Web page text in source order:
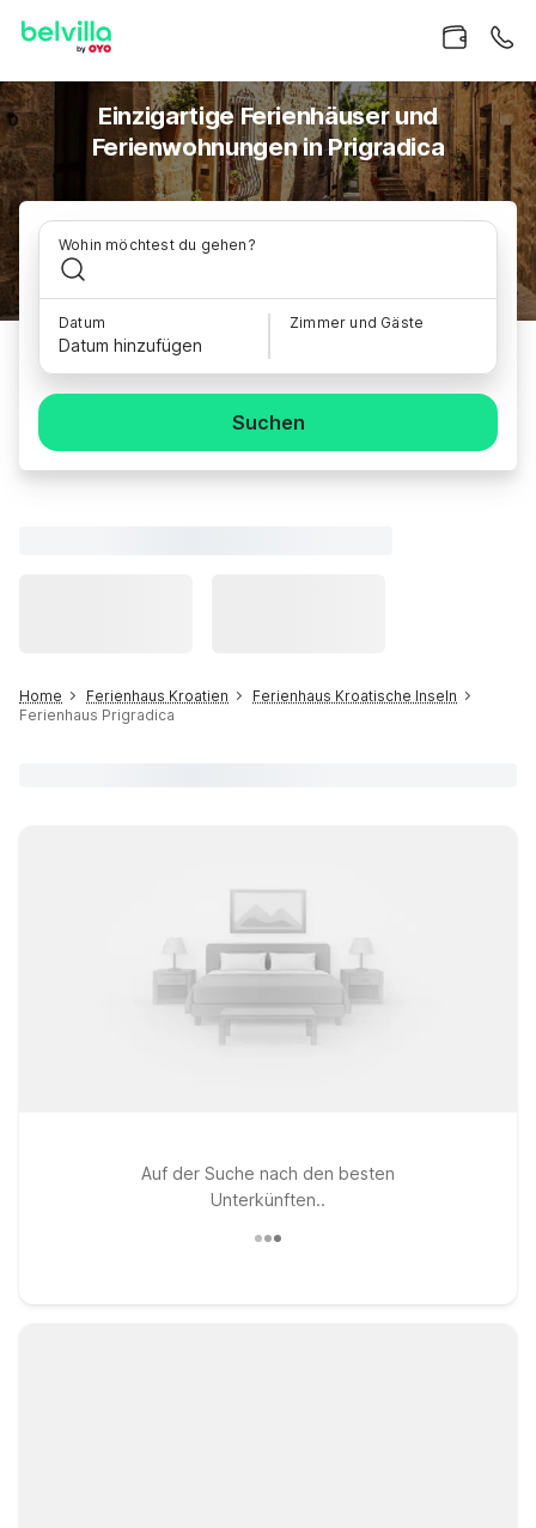
Einzigartige Ferienhäuser und
Ferienwohnungen in Prigradica
Wohin möchtest du gehen?
Datum
Datum hinzufügen
Zimmer und Gäste
Suchen
Home Ferienhaus Kroatien
Ferienhaus Kroatische Inseln
Ferienhaus Prigradica
Auf der Suche nach den besten
Unterkünften..